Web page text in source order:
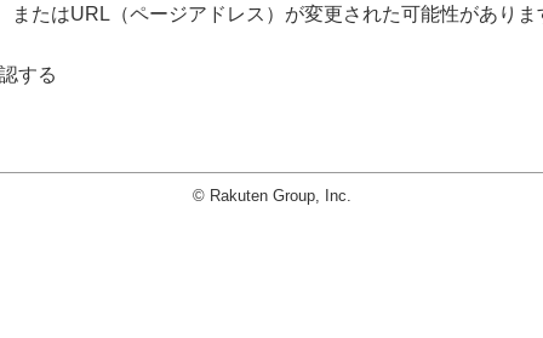
たはURL（ページアドレス）が変更された可能性がありま
する
© Rakuten Group, Inc.